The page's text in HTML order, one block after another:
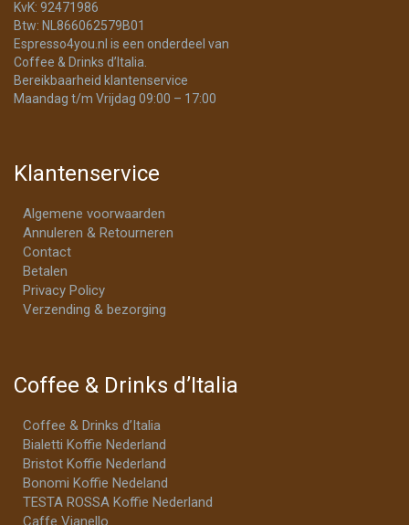
KvK: 92471986
Btw: NL866062579B01
Espresso4you.nl is een onderdeel van
Coffee & Drinks d’Italia.
Bereikbaarheid klantenservice
Maandag t/m Vrijdag 09:00 – 17:00
Klantenservice
Algemene voorwaarden
Annuleren & Retourneren
Contact
Betalen
Privacy Policy
Verzending & bezorging
Coffee & Drinks d’Italia
Coffee & Drinks d’Italia
Bialetti Koffie Nederland
Bristot Koffie Nederland
Bonomi Koffie Nedeland
TESTA ROSSA Koffie Nederland
Caffe Vianello